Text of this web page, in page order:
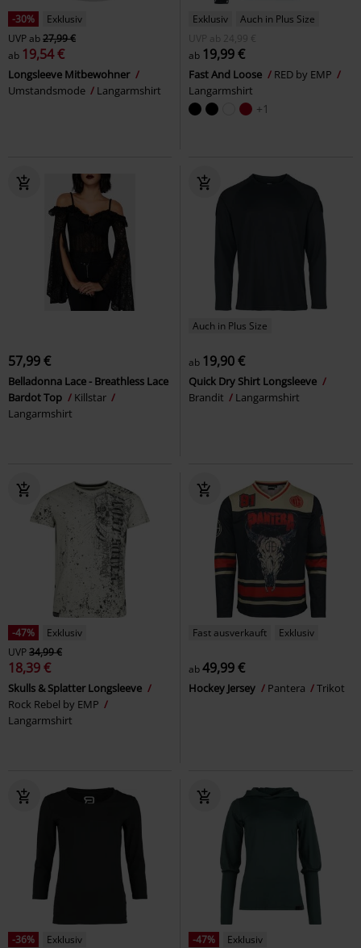
-30%
Exklusiv
UVPab27,99 €
ab 19,54 €
Longsleeve Mitbewohner
Umstandsmode
Langarmshirt
Exklusiv
Auch in Plus Size
UVP
ab 24,99 €
ab 19,99 €
Fast And Loose
RED by EMP
Langarmshirt
+1
57,99 €
Belladonna Lace - Breathless Lace
Bardot Top
Killstar
Langarmshirt
Auch in Plus Size
ab 19,90 €
Quick Dry Shirt Longsleeve
Brandit
Langarmshirt
-47%
Exklusiv
UVP34,99 €
18,39 €
Skulls & Splatter Longsleeve
Rock Rebel by EMP
Langarmshirt
Fast ausverkauft Exklusiv
ab49,99 €
Hockey Jersey Pantera Trikot
-36%
Exklusiv
-47%
Exklusiv